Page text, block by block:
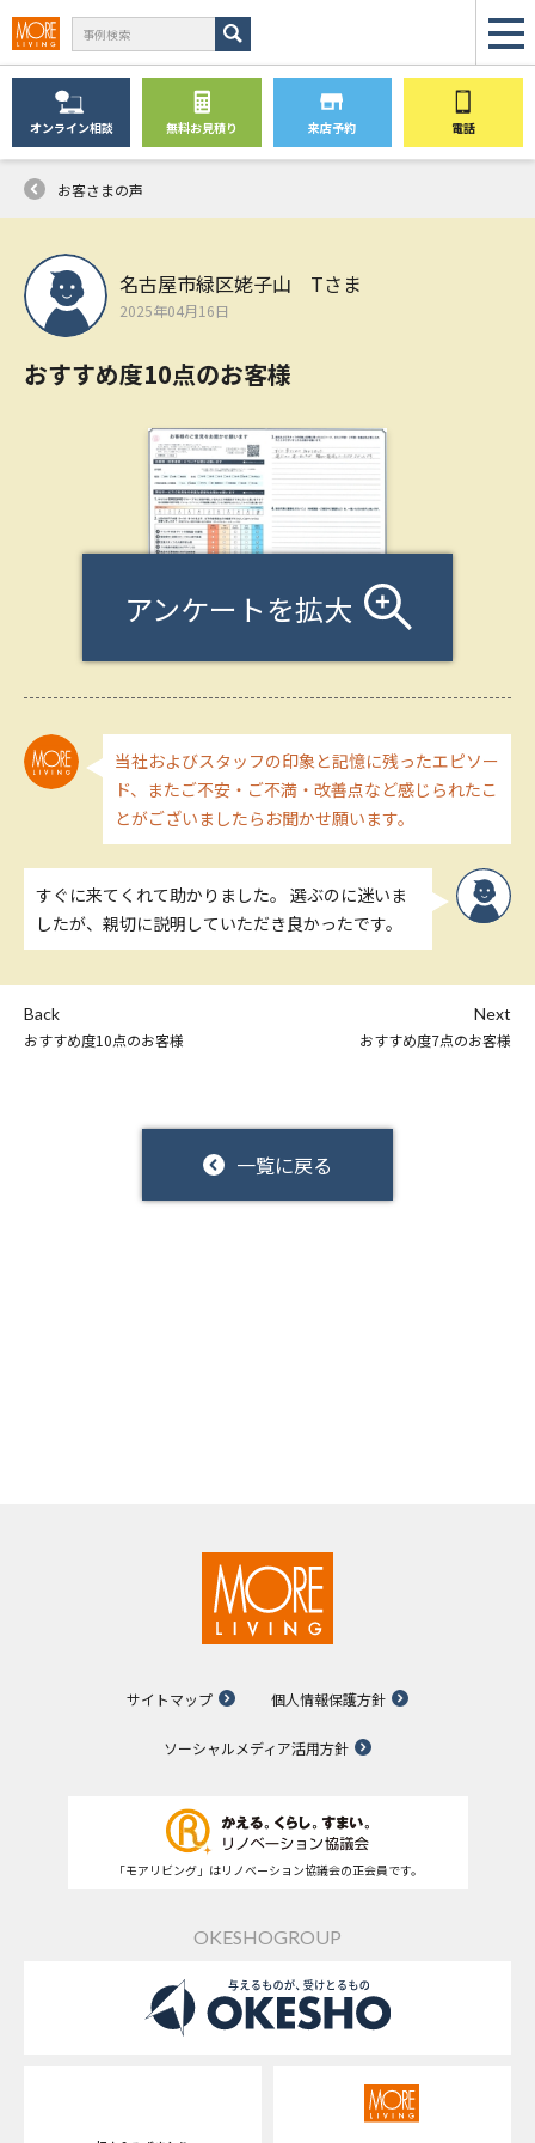
オンライン相談 無料お見積り 来店予約 電話
お客さまの声
名古屋市緑区姥子山 Tさま
2025年04月16日
おすすめ度10点のお客様
アンケートを拡大
当社およびスタッフの印象と記憶に残ったエピソー
ド、またご不安・ご不満・改善点など感じられたこ
とがございましたらお聞かせ願います。
すぐに来てくれて助かりました。 選ぶのに迷いま
したが、親切に説明していただき良かったです。
Back
おすすめ度10点のお客様
一覧に戻る
Next
おすすめ度7点のお客様
サイトマップ 個人情報保護方針
ソーシャルメディア活用方針
「モアリビング」はリノベーション協議会の正会員です。
OKESHOGROUP